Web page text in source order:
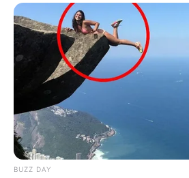
TAGS
ΕΥΒΟΙΑ
ΣΠΙΤΙ
BUZZ DAY